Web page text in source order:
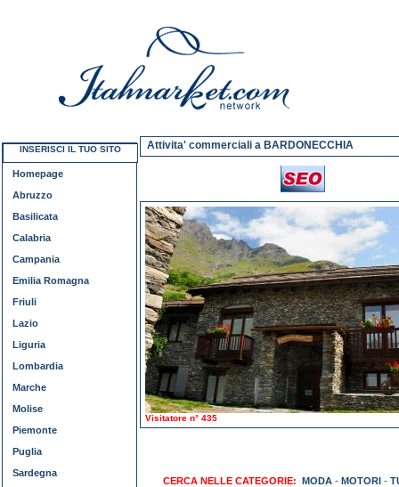
Attivita' commerciali a BARDONECCHIA
Visitatore n° 435
CERCA NELLE CATEGORIE: MODA - MOTORI -
INSERISCI IL TUO SITO
Homepage
Abruzzo
Basilicata
Calabria
Campania
Emilia Romagna
Friuli
Lazio
Liguria
Lombardia
Marche
Molise
Piemonte
Puglia
Sardegna